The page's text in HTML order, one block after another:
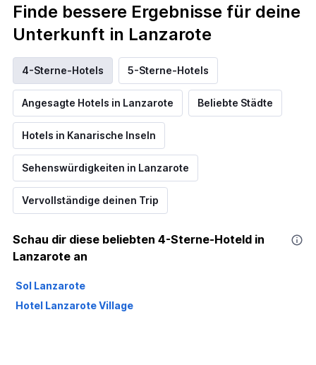
Finde bessere Ergebnisse für deine
Unterkunft in Lanzarote
4-Sterne-Hotels 5-Sterne-Hotels
Angesagte Hotels in Lanzarote Beliebte Städte
Hotels in Kanarische Inseln
Sehenswürdigkeiten in Lanzarote
Vervollständige deinen Trip
Schau dir diese beliebten 4-Sterne-Hoteld in
Lanzarote an
Sol Lanzarote
Hotel Lanzarote Village